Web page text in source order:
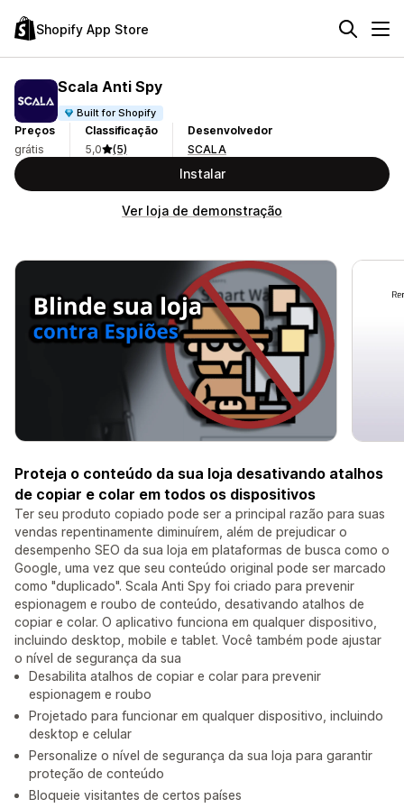
Shopify App Store
Scala Anti Spy
Built for Shopify
Preços
grátis
Classificação
5,0
(5)
Desenvolvedor
SCALA
Instalar
Ver loja de demonstração
Proteja o conteúdo da sua loja desativando atalhos
de copiar e colar em todos os dispositivos
Ter seu produto copiado pode ser a principal razão para suas
vendas repentinamente diminuírem, além de prejudicar o
desempenho SEO da sua loja em plataformas de busca como o
Google, uma vez que seu conteúdo original pode ser marcado
como "duplicado". Scala Anti Spy foi criado para prevenir
espionagem e roubo de conteúdo, desativando atalhos de
copiar e colar. O aplicativo funciona em qualquer dispositivo,
incluindo desktop, mobile e tablet. Você também pode ajustar
o nível de segurança da sua
Desabilita atalhos de copiar e colar para prevenir
espionagem e roubo
Projetado para funcionar em qualquer dispositivo, incluindo
desktop e celular
Personalize o nível de segurança da sua loja para garantir
proteção de conteúdo
Bloqueie visitantes de certos países